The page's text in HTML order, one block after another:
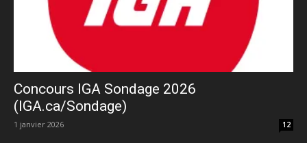
Concours IGA Sondage 2026
(IGA.ca/Sondage)
1 janvier 2026 12